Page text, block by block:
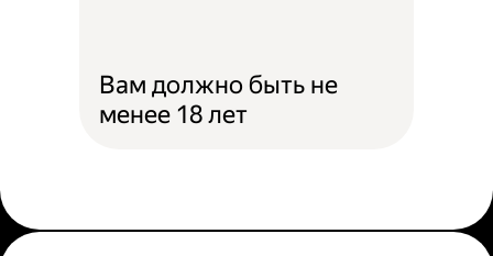
Вам должно быть не
менее 18 лет